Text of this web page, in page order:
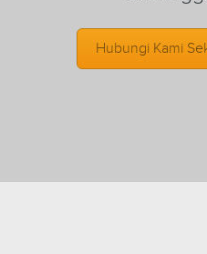
Hubungi Kami